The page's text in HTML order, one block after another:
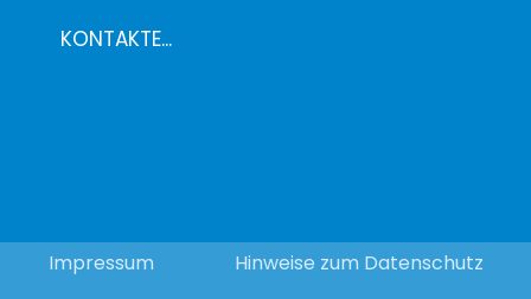
KONTAKTE...
Impressum
Hinweise zum Datenschutz